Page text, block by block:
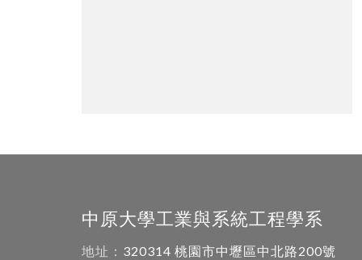
中原大學工業與系統工程學系
地址： 320314 桃園市中壢區中北路200號